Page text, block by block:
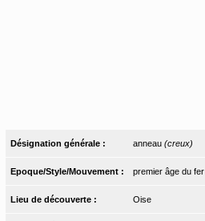
Désignation générale : anneau (creux)
Epoque/Style/Mouvement : premier âge du fer
Lieu de découverte : Oise